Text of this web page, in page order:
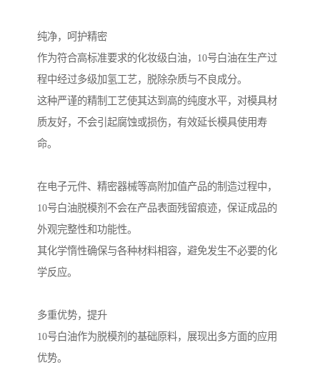
纯净，呵护精密
作为符合高标准要求的化妆级白油，10号白油在生产过
程中经过多级加氢工艺，脱除杂质与不良成分。
这种严谨的精制工艺使其达到高的纯度水平，对模具材
质友好，不会引起腐蚀或损伤，有效延长模具使用寿
命。
在电子元件、精密器械等高附加值产品的制造过程中，
10号白油脱模剂不会在产品表面残留痕迹，保证成品的
外观完整性和功能性。
其化学惰性确保与各种材料相容，避免发生不必要的化
学反应。
多重优势，提升
10号白油作为脱模剂的基础原料，展现出多方面的应用
优势。